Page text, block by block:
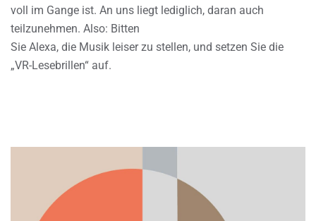
voll im Gange ist. An uns liegt lediglich, daran auch
teilzunehmen. Also: Bitten
Sie Alexa, die Musik leiser zu stellen, und setzen Sie die
„VR-Lesebrillen“ auf.